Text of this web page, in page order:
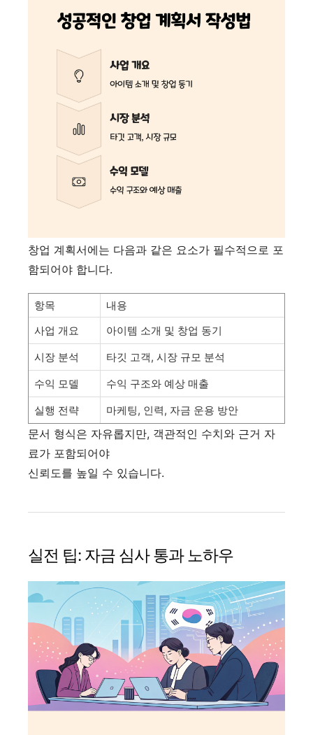
창업 계획서에는 다음과 같은 요소가 필수적으로 포
함되어야 합니다.
항목
내용
사업 개요
아이템 소개 및 창업 동기
시장 분석
타깃 고객, 시장 규모 분석
수익 모델
수익 구조와 예상 매출
실행 전략
마케팅, 인력, 자금 운용 방안
문서 형식은 자유롭지만, 객관적인 수치와 근거 자
료가 포함되어야
신뢰도를 높일 수 있습니다.
실전 팁: 자금 심사 통과 노하우